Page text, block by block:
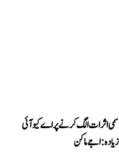
اثرات الگ کرنے پر اے کیو آئی